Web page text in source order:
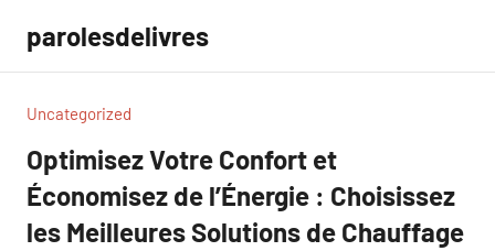
contenu
parolesdelivres
Uncategorized
Optimisez Votre Confort et
Économisez de l’Énergie : Choisissez
les Meilleures Solutions de Chauffage